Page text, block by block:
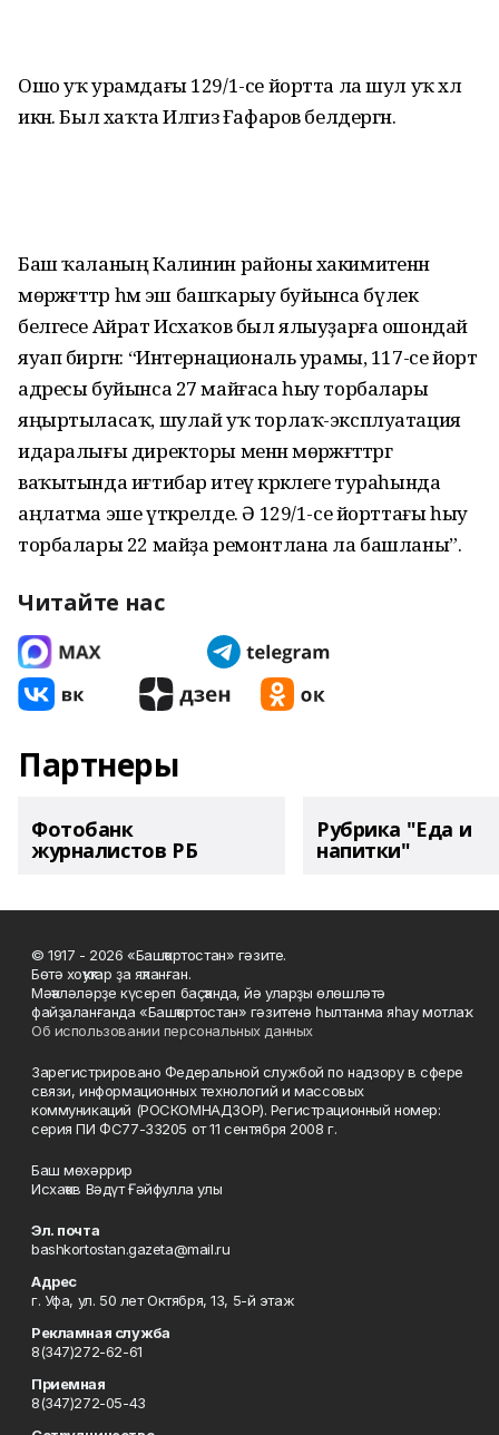
Ошо уҡ урамдағы 129/1-се йортта ла шул уҡ хәл
икән. Был хаҡта Илгиз Ғафаров белдергән.
Баш ҡаланың Калинин районы хакимиәтенән
мөрәжәғәттәр һәм эш башҡарыу буйынса бүлек
белгесе Айрат Исхаҡов был ялыуҙарға ошондай
яуап биргән: “Интернациональ урамы, 117-се йорт
адресы буйынса 27 майғаса һыу торбалары
яңыртыласаҡ, шулай уҡ торлаҡ-эксплуатация
идаралығы директоры менән мөрәжәғәттәргә
ваҡытында иғтибар итеү кәрәклеге тураһында
аңлатма эше үткәрелде. Ә 129/1-се йорттағы һыу
торбалары 22 майҙа ремонтлана ла башланы”.
Читайте нас
Партнеры
Фотобанк
журналистов РБ
Рубрика "Еда и
напитки"
© 1917 - 2026 «Башҡортостан» гәзите.
Бөтә хоҡуҡтар ҙа яҡланған.
Мәҡәләләрҙе күсереп баҫҡанда, йә уларҙы өлөшләтә
файҙаланғанда «Башҡортостан» гәзитенә һылтанма яһау мотлаҡ.
Об использовании персональных данных
Зарегистрировано Федеральной службой по надзору в сфере
связи, информационных технологий и массовых
коммуникаций (РОСКОМНАДЗОР). Регистрационный номер:
серия ПИ ФС77-33205 от 11 сентября 2008 г.
Баш мөхәррир
Исхаҡов Вәдүт Ғәйфулла улы
Эл. почта
bashkortostan.gazeta@mail.ru
Адрес
г. Уфа, ул. 50 лет Октября, 13, 5-й этаж
Рекламная служба
8(347)272-62-61
Приемная
8(347)272-05-43